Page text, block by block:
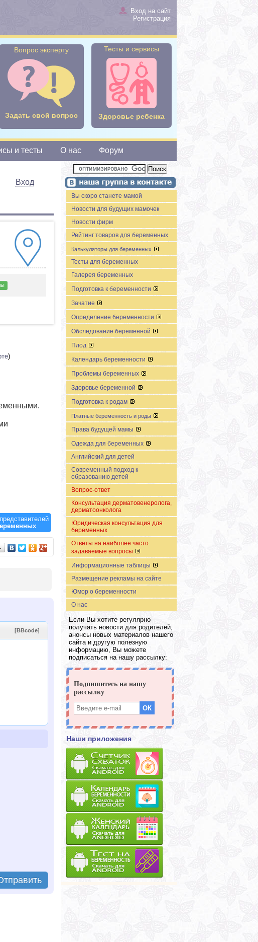
Вход на сайт
Регистрация
Вопрос эксперту
Задать свой вопрос
Тесты и сервисы
Здоровье ребенка
и тесты О нас Форум
Вход
)
[BBcode]
Вы скоро станете мамой
Новости для будущих мамочек
Новости фирм
Рейтинг товаров для беременных
Калькуляторы для беременных
Тесты для беременных
Галерея беременных
Подготовка к беременности
Зачатие
Определение беременности
Обследование беременной
Плод
Календарь беременности
Проблемы беременных
Здоровье беременной
Подготовка к родам
Платные беременность и роды
Права будущей мамы
Одежда для беременных
Английский для детей
Современный подход к
образованию детей
Вопрос-ответ
Консультация дерматовенеролога,
дерматоонколога
Юридическая консультация для
беременных
Ответы на наиболее часто
задаваемые вопросы
Информационные таблицы
Размещение рекламы на сайте
Юмор о беременности
О нас
Если Вы хотите регулярно
получать новости для родителей,
анонсы новых материалов нашего
сайта и другую полезную
информацию, Вы можете
подписаться на нашу рассылку:
Наши приложения